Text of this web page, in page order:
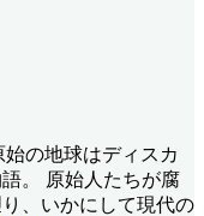
始の地球はディスカ
。 原始人たちが腐
、いかにして現代の